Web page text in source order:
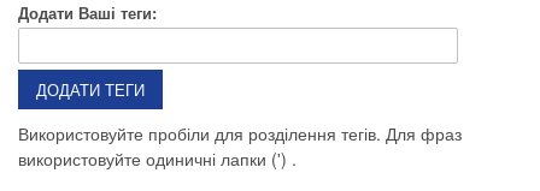
Додати Ваші теги:
ДОДАТИ ТЕГИ
Використовуйте пробіли для розділення тегів. Для фраз
використовуйте одиничні лапки (') .